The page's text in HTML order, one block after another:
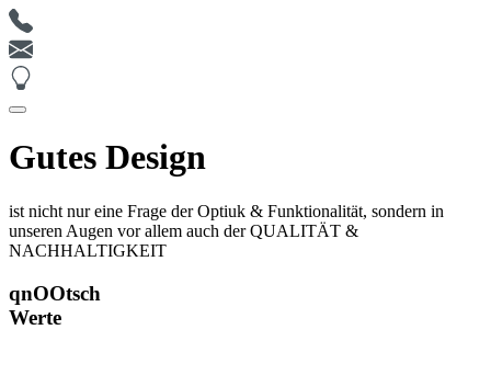
Gutes Design
ist nicht nur eine Frage der Optiuk & Funktionalität, sondern in
unseren Augen vor allem auch der QUALITÄT &
NACHHALTIGKEIT
qnOOtsch
Werte